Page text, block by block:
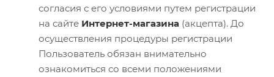
согласия с его условиями путем регистрации
на сайте Интернет-магазина (акцепта). До
осуществления процедуры регистрации
Пользователь обязан внимательно
ознакомиться со всеми положениями